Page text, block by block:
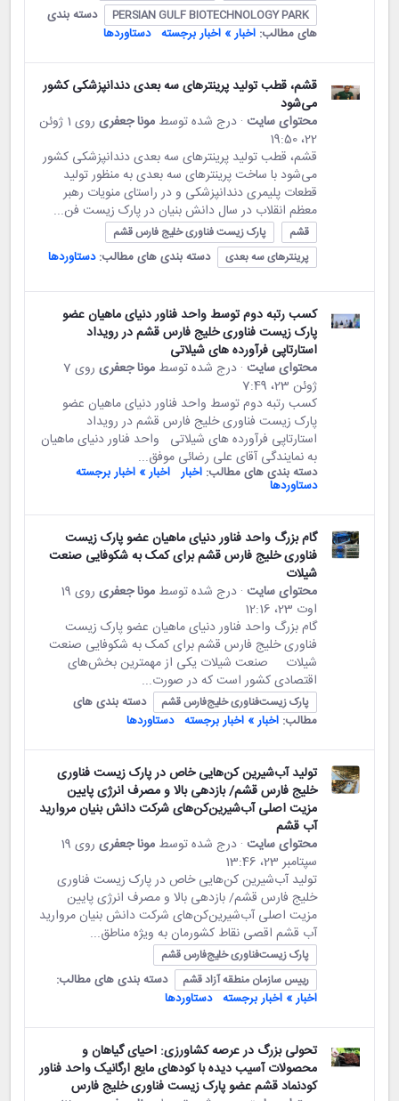
PERSIAN GULF BIOTECHNOLOGY PARK
دسته بندی
های مطالب: اخبار » اخبار برجسته دستاوردها
قشم، قطب تولید پرینترهای سه بعدی دندانپزشکی کشور
می‌شود
محتوای سایت · درج شده توسط مونا جعفری
روی 1 ژوئن
22،‏ 19:50
قشم، قطب تولید پرینترهای سه بعدی دندانپزشکی کشور
می‌شود با ساخت پرینترهای سه بعدی به منظور تولید
قطعات پلیمری دندانپزشکی و در راستای منویات رهبر
معظم انقلاب در سال دانش بنیان در پارک زیست فن...
قشم
پارک زیست فناوری خلیج فارس قشم
پرینترهای سه بعدی
دسته بندی های مطالب:دستاوردها
کسب رتبه دوم توسط واحد فناور دنیای ماهیان عضو
پارک زیست فناوری خلیج فارس قشم در رویداد
استارتاپی فرآورده های شیلاتی
محتوای سایت · درج شده توسط مونا جعفری
روی 7
ژوئن 23،‏ 7:49
کسب رتبه دوم توسط واحد فناور دنیای ماهیان عضو
پارک زیست فناوری خلیج فارس قشم در رویداد
استارتاپی فرآورده های شیلاتی واحد فناور دنیای ماهیان
به نمایندگی آقای علی رضائی موفق...
دسته بندی های مطالب: اخبار اخبار » اخبار برجسته
دستاوردها
گام بزرگ واحد فناور دنیای ماهیان عضو پارک زیست
فناوری خلیج فارس قشم برای کمک به شکوفایی صنعت
شیلات
محتوای سایت · درج شده توسط مونا جعفری
روی 19
اوت 23،‏ 12:16
گام بزرگ واحد فناور دنیای ماهیان عضو پارک زیست
فناوری خلیج فارس قشم برای کمک به شکوفایی صنعت
شیلات صنعت شیلات یکی از مهمترین بخش‌های
اقتصادی کشور است که در صورت...
پارک زیست‌فناوری خلیج‌فارس قشم
دسته بندی های
مطالب: اخبار » اخبار برجسته دستاوردها
تولید آب‌شیرین کن‌هایی خاص در پارک زیست فناوری
خلیج فارس قشم/ بازدهی بالا و مصرف انرژی پایین
مزیت اصلی آب‌شیرین‌کن‌های شرکت دانش بنیان مروارید
آب قشم
محتوای سایت · درج شده توسط مونا جعفری
روی 19
سپتامبر 23،‏ 13:46
تولید آب‌شیرین کن‌هایی خاص در پارک زیست فناوری
خلیج فارس قشم/ بازدهی بالا و مصرف انرژی پایین
مزیت اصلی آب‌شیرین‌کن‌های شرکت دانش بنیان مروارید
آب قشم اقصی نقاط کشورمان به ویژه مناطق...
پارک زیست‌فناوری خلیج‌فارس قشم
رییس سازمان منطقه آزاد قشم
دسته بندی های مطالب:
اخبار » اخبار برجسته دستاوردها
تحولی بزرگ در عرصه کشاورزی: احیای گیاهان و
محصولات آسیب دیده با کودهای مایع ارگانیک واحد فناور
کودنماد قشم عضو پارک زیست فناوری خلیج فارس